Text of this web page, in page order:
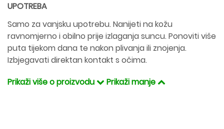
UPOTREBA
Samo za vanjsku upotrebu. Nanijeti na kožu
ravnomjerno i obilno prije izlaganja suncu. Ponoviti više
puta tijekom dana te nakon plivanja ili znojenja.
Izbjegavati direktan kontakt s očima.
Prikaži više o proizvodu
Prikaži manje